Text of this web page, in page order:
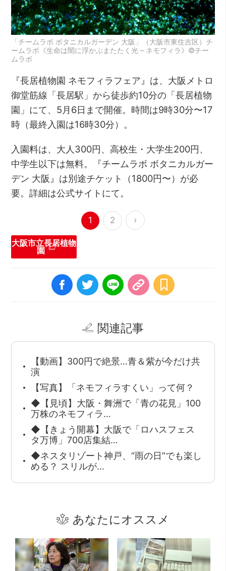
「チームラボ ボタニカルガーデン 大阪」（大阪市東住吉区）チ
ームラボ《生命は闇に浮かぶまたたく光 – ネモフィラ》©チー
ムラボ
『長居植物園 ネモフィラフェア』は、大阪メトロ
御堂筋線「長居駅」から徒歩約10分の「長居植物
園」にて、5月6日まで開催。時間は9時30分〜17
時（最終入園は16時30分）。
入園料は、大人300円、高校生・大学生200円、
中学生以下は無料。『チームラボ ボタニカルガー
デン 大阪』は別途チケット（1800円〜）が必
要。詳細は公式サイトにて。
1 2 ›
大阪市立長居植物
園
関連記事
【動画】300円で絶景…青＆紫が今だけ共
演
【写真】「ネモフィラすくい」って何？
◆【見頃】大阪・舞洲で「青の花見」100
万株のネモフィラ…
◆【きょう開幕】大阪で「ロハスフェス
タ万博」700店集結…
◆ネスタリゾート神戸、“雨の日”でも楽し
める？ スリルが…
あなたにオススメ